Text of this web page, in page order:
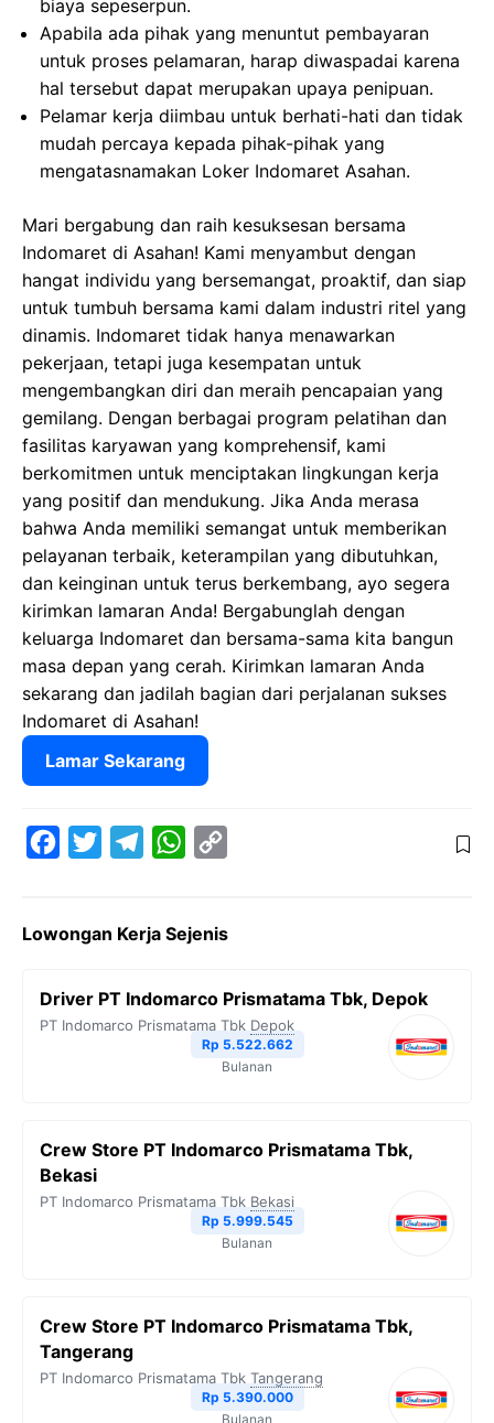
biaya sepeserpun.
Apabila ada pihak yang menuntut pembayaran
untuk proses pelamaran, harap diwaspadai karena
hal tersebut dapat merupakan upaya penipuan.
Pelamar kerja diimbau untuk berhati-hati dan tidak
mudah percaya kepada pihak-pihak yang
mengatasnamakan Loker Indomaret Asahan.
Mari bergabung dan raih kesuksesan bersama
Indomaret di Asahan! Kami menyambut dengan
hangat individu yang bersemangat, proaktif, dan siap
untuk tumbuh bersama kami dalam industri ritel yang
dinamis. Indomaret tidak hanya menawarkan
pekerjaan, tetapi juga kesempatan untuk
mengembangkan diri dan meraih pencapaian yang
gemilang. Dengan berbagai program pelatihan dan
fasilitas karyawan yang komprehensif, kami
berkomitmen untuk menciptakan lingkungan kerja
yang positif dan mendukung. Jika Anda merasa
bahwa Anda memiliki semangat untuk memberikan
pelayanan terbaik, keterampilan yang dibutuhkan,
dan keinginan untuk terus berkembang, ayo segera
kirimkan lamaran Anda! Bergabunglah dengan
keluarga Indomaret dan bersama-sama kita bangun
masa depan yang cerah. Kirimkan lamaran Anda
sekarang dan jadilah bagian dari perjalanan sukses
Indomaret di Asahan!
Lamar Sekarang
e
o
t
e
e
r
W
t
A
y
i
n
k
Lowongan Kerja Sejenis
Driver PT Indomarco Prismatama Tbk, Depok
PT Indomarco Prismatama Tbk Depok
Rp 5.522.662
Bulanan
Crew Store PT Indomarco Prismatama Tbk,
Bekasi
PT Indomarco Prismatama Tbk Bekasi
Rp 5.999.545
Bulanan
Crew Store PT Indomarco Prismatama Tbk,
Tangerang
PT Indomarco Prismatama Tbk Tangerang
Rp 5.390.000
Bulanan